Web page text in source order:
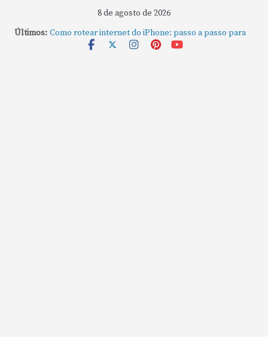
8 de agosto de 2026
Últimos: Como rotear internet do iPhone: passo a passo para
compartilhar a conexão